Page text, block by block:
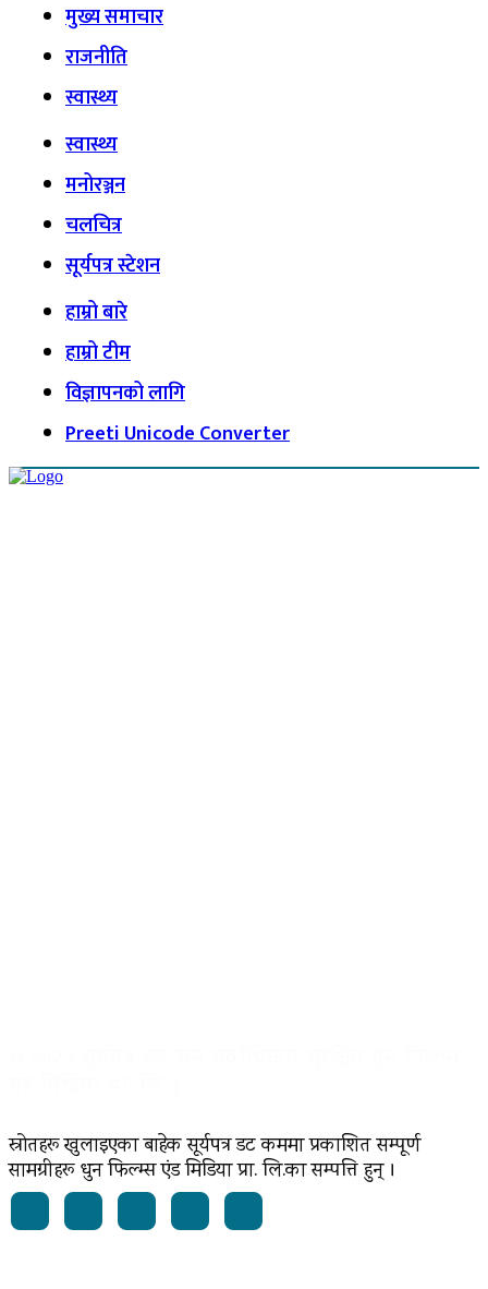
मुख्य समाचार
राजनीति
स्वास्थ्य
स्वास्थ्य
मनोरञ्जन
चलचित्र
सूर्यपत्र स्टेशन
हाम्रो बारे
हाम्रो टीम
विज्ञापनको लागि
Preeti Unicode Converter
स्रोतहरू खुलाइएका बाहेक सूर्यपत्र डट कममा प्रकाशित सम्पूर्ण
सामग्रीहरू धुन फिल्म्स एंड मिडिया प्रा. लि.का सम्पत्ति हुन् ।